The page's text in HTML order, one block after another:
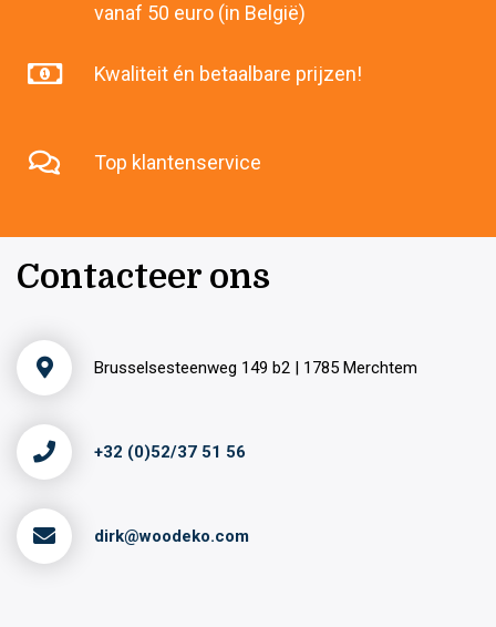
vanaf 50 euro (in België)
Kwaliteit én betaalbare prijzen!
Top klantenservice
Contacteer ons
Brusselsesteenweg 149 b2 | 1785 Merchtem
+32 (0)52/37 51 56
dirk@woodeko.com